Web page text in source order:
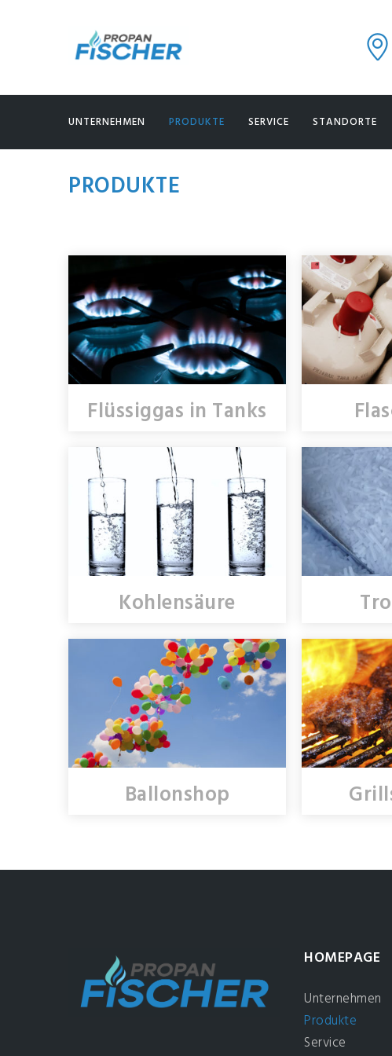
UNTERNEHMEN PRODUKTE SERVICE STANDORTE
PRODUKTE
Flüssiggas in Tanks
Kohlensäure
Ballonshop
HOMEPAGE
Unternehmen
Produkte
Service